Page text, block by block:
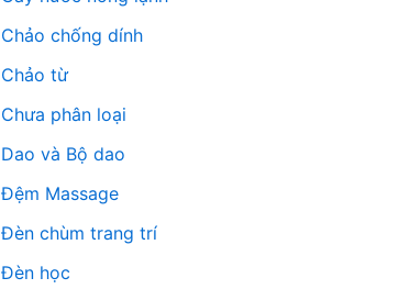
Chảo chống dính
Chảo từ
Chưa phân loại
Dao và Bộ dao
Đệm Massage
Đèn chùm trang trí
Đèn học